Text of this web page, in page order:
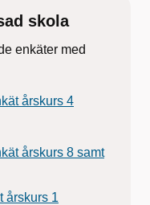
skola
enkäter med
årskurs 4
årskurs 8 samt
årskurs 1